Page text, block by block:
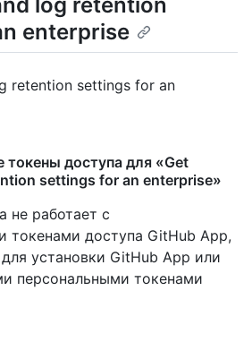
enterprise
retention settings for an
токены доступа для «Get
settings for an enterprise»
не работает с
токенами доступа GitHub App,
установки GitHub App или
персональными токенами